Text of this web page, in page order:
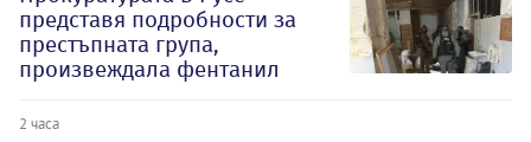
представя подробности за
престъпната група,
произвеждала фентанил
2 часа